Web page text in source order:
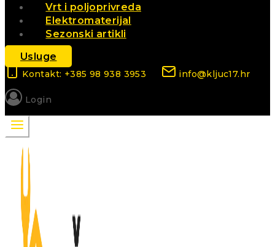
Vrt i poljoprivreda
Elektromaterijal
Sezonski artikli
Usluge
Kontakt: +385 98 938 3953 info@kljuc17.hr
Login